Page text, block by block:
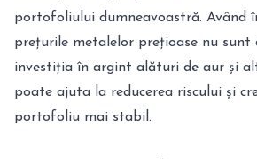
portofoliului dumneavoastră. Având
prețurile metalelor prețioase nu sunt
investiția în argint alături de aur și
poate ajuta la reducerea riscului și
portofoliu mai stabil.